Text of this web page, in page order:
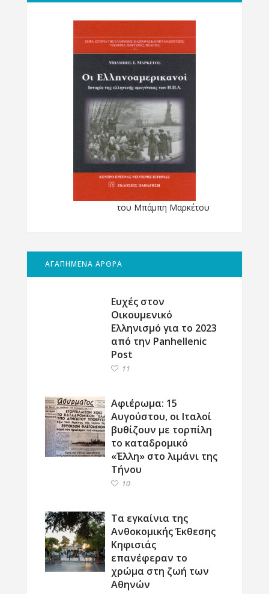
του Μπάμπη Μαρκέτου
ΑΓΑΠΗΜΕΝΑ ΑΡΘΡΑ
Ευχές στον
Οικουμενικό
Ελληνισμό για το 2023
από την Panhellenic
Post
11
Αφιέρωμα: 15
Αυγούστου, οι Ιταλοί
βυθίζουν με τορπίλη
το καταδρομικό
«Έλλη» στο λιμάνι της
Τήνου
10
Τα εγκαίνια της
Ανθοκομικής Έκθεσης
Κηφισιάς
επανέφεραν το
χρώμα στη ζωή των
Αθηνών